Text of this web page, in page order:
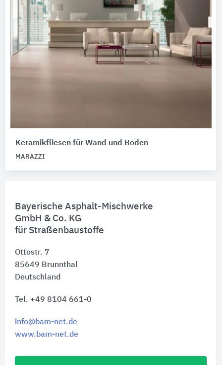
Bayerische Asphalt-Mischwerke
GmbH & Co. KG
für Straßenbaustoffe
Ottostr. 7
85649 Brunnthal
Deutschland
Tel. +49 8104 661-0
info@bam-net.de
www.bam-net.de
Keramikfliesen für Wand und Boden
MARAZZI